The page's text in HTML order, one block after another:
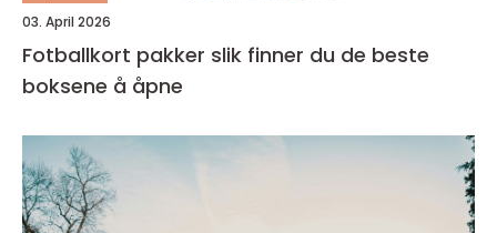
03. April 2026
Fotballkort pakker slik finner du de beste
boksene å åpne